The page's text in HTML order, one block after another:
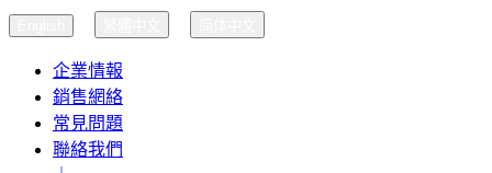
企業情報
銷售網絡
常見問題
聯絡我們